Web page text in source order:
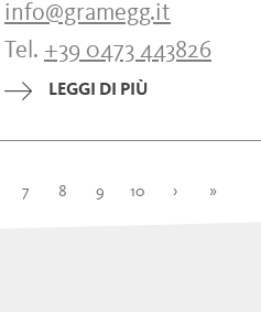
info@gramegg.it
Tel. +39 0473 443826
LEGGI DI PIÙ
7 8 9 10 › »